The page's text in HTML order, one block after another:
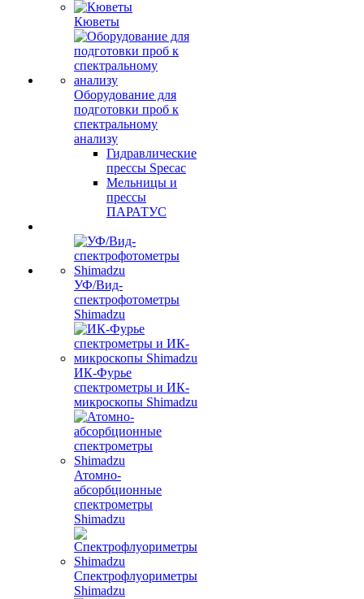
Кюветы
Оборудование для
подготовки проб к
спектральному
анализу
Гидравлические
прессы Specac
Мельницы и
прессы
ПАРАТУС
УФ/Вид-
спектрофотометры
Shimadzu
ИК-Фурье
спектрометры и ИК-
микроскопы Shimadzu
Атомно-
абсорбционные
спектрометры
Shimadzu
Спектрофлуориметры
Shimadzu